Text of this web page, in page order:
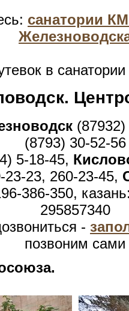
санатории
в
(8793) 30-52-56
5-18-45,
23-23, 260-23-45,
386-350,
295857340
-
позвоним сами